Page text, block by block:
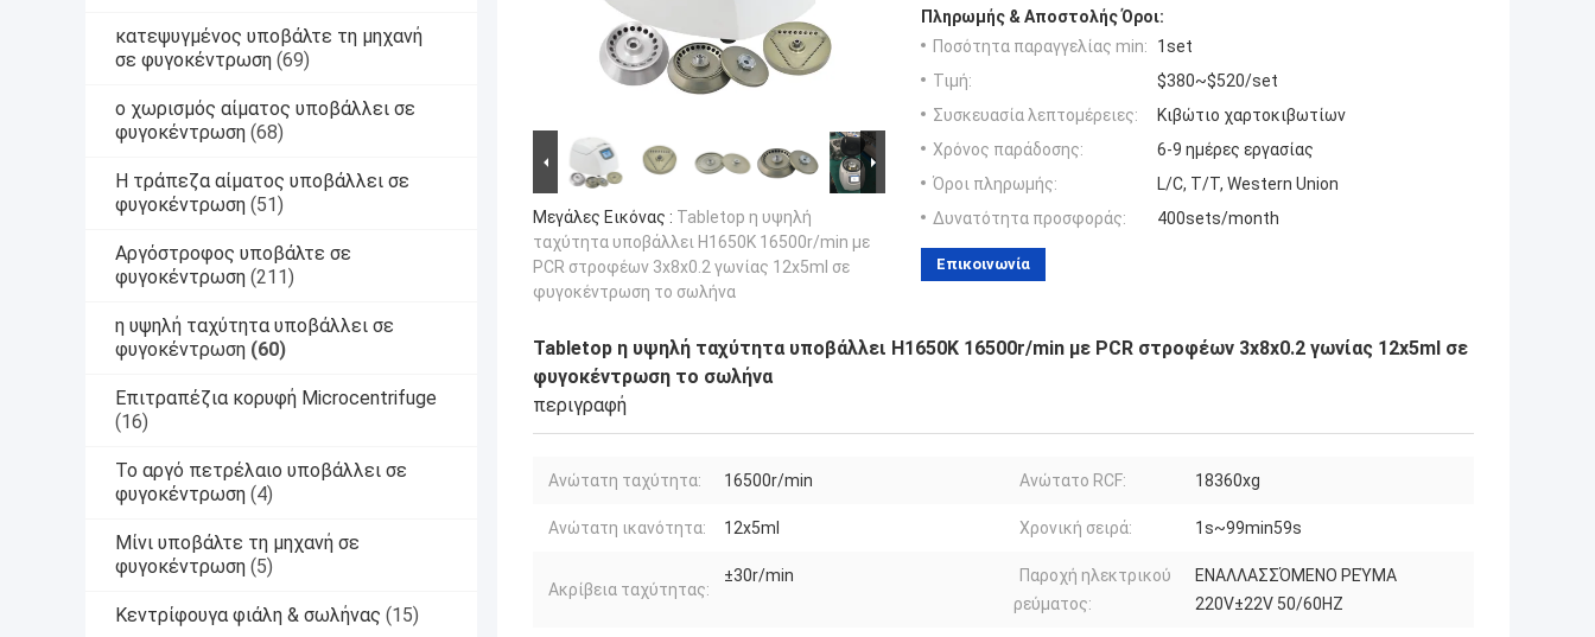
κατεψυγμένος υποβάλτε τη μηχανή
σε φυγοκέντρωση (69)
ο χωρισμός αίματος υποβάλλει σε
φυγοκέντρωση (68)
Η τράπεζα αίματος υποβάλλει σε
φυγοκέντρωση (51)
Αργόστροφος υποβάλτε σε
φυγοκέντρωση (211)
η υψηλή ταχύτητα υποβάλλει σε
φυγοκέντρωση (60)
Επιτραπέζια κορυφή Microcentrifuge
(16)
Το αργό πετρέλαιο υποβάλλει σε
φυγοκέντρωση (4)
Μίνι υποβάλτε τη μηχανή σε
φυγοκέντρωση (5)
Κεντρίφουγα φιάλη & σωλήνας (15)
Μεγάλες Εικόνας : Tabletop η υψηλή
ταχύτητα υποβάλλει H1650K 16500r/min με
PCR στροφέων 3x8x0.2 γωνίας 12x5ml σε
φυγοκέντρωση το σωλήνα
Πληρωμής & Αποστολής Όροι:
Ποσότητα παραγγελίας min:
1set
Τιμή:
$380~$520/set
Συσκευασία λεπτομέρειες:
Κιβώτιο χαρτοκιβωτίων
Χρόνος παράδοσης:
6-9 ημέρες εργασίας
Όροι πληρωμής:
L/C, T/T, Western Union
Δυνατότητα προσφοράς:
400sets/month
Επικοινωνία
Tabletop η υψηλή ταχύτητα υποβάλλει H1650K 16500r/min με PCR στροφέων 3x8x0.2 γωνίας 12x5ml σε
φυγοκέντρωση το σωλήνα
περιγραφή
Ανώτατη ταχύτητα: 16500r/min Ανώτατο RCF: 18360xg
Ανώτατη ικανότητα: 12x5ml Χρονική σειρά: 1s~99min59s
Ακρίβεια ταχύτητας:
±30r/min
Παροχή ηλεκτρικού
ρεύματος:
ΕΝΑΛΛΑΣΣΌΜΕΝΟ ΡΕΎΜΑ
220V±22V 50/60HZ